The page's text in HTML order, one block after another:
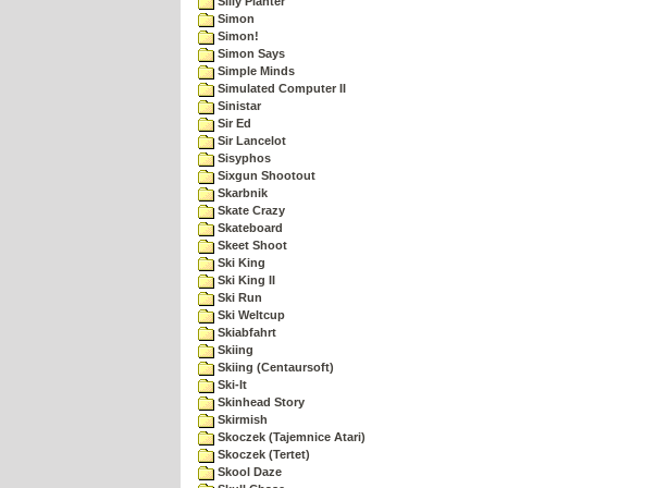
Simon
Simon!
Simon Says
Simple Minds
Simulated Computer II
Sinistar
Sir Ed
Sir Lancelot
Sisyphos
Sixgun Shootout
Skarbnik
Skate Crazy
Skateboard
Skeet Shoot
Ski King
Ski King II
Ski Run
Ski Weltcup
Skiabfahrt
Skiing
Skiing (Centaursoft)
Ski-It
Skinhead Story
Skirmish
Skoczek (Tajemnice Atari)
Skoczek (Tertet)
Skool Daze